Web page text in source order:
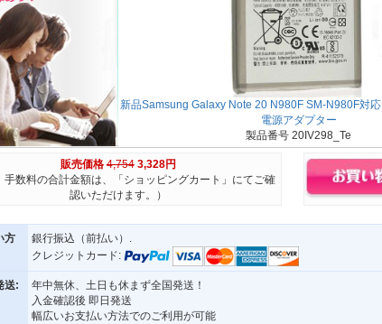
新品Samsung Galaxy Note 20 N980F SM-N980F対
電源アダプター
製品番号 20IV298_Te
販売価格 4,754 3,328円
手数料の合計金額は、「ショッピングカート」にてご確
認いただけます。）
方
銀行振込（前払い）.
クレジットカード:
送:
年中無休、土日も休まず全国発送！
入金確認後 即日発送
幅広いお支払い方法でのご利用が可能